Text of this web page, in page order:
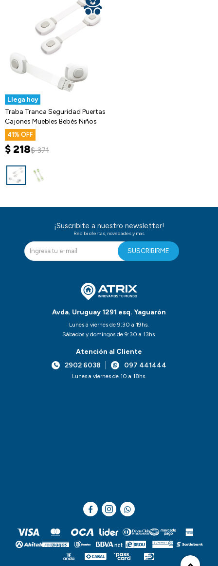
Llega hoy
Traba Tranca Seguridad Puertas
Cajones Muebles Bebés Niños
41
$218$ 371
Avda. Uruguay 1291 esq. Yaguarón
Lunes a viernes de 9:30 a 19hs.
Sábados y domingos de 9:30 a 13hs.
Atención al Cliente
2902 6038
097 441444
Lunes a viernes de 10 a 18hs.
¡Suscribite a nuestro newsletter!
Recibi ofertas, novedades y mas
SUSCRIBIRME
  